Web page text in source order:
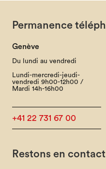
Permanence
Genève
Du lundi au vendredi
Lundi-mercredi-jeudi-
vendredi 9h00-12h00 /
Mardi 14h-16h00
+41 22 731 67 00
Restons en contact